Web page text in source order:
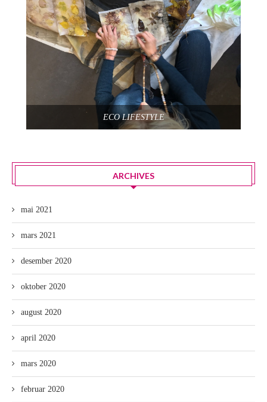
ECO LIFESTYLE
ARCHIVES
mai 2021
mars 2021
desember 2020
oktober 2020
august 2020
april 2020
mars 2020
februar 2020